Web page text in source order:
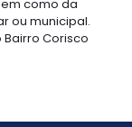
como da
ou municipal.
Corisco